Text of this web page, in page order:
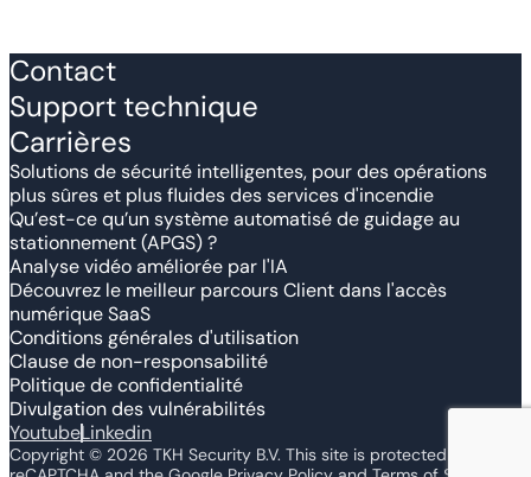
Contact
Support technique
Carrières
Solutions de sécurité intelligentes, pour des opérations
plus sûres et plus fluides des services d'incendie
Qu’est-ce qu’un système automatisé de guidage au
stationnement (APGS) ?
Analyse vidéo améliorée par l'IA
Découvrez le meilleur parcours Client dans l'accès
numérique SaaS
Conditions générales d'utilisation
Clause de non-responsabilité
Politique de confidentialité
Divulgation des vulnérabilités
YoutubeLinkedin
Copyright © 2026 TKH Security B.V. This site is protected by